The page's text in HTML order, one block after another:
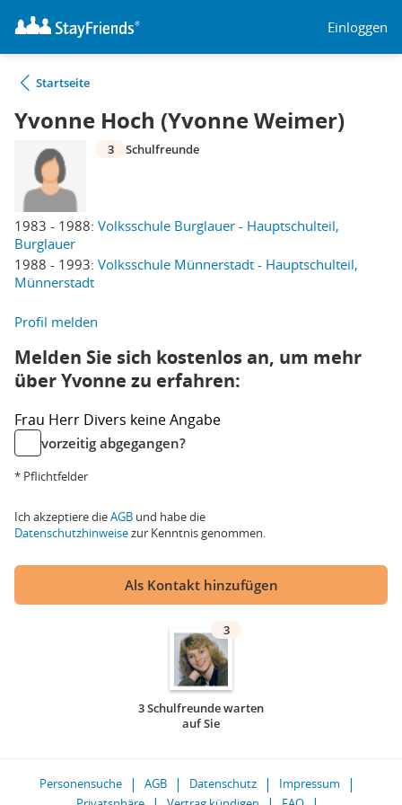
Einloggen
Startseite
Yvonne Hoch (Yvonne Weimer)
1983 - 1988: Volksschule Burglauer - Hauptschulteil,
Burglauer
1988 - 1993: Volksschule Münnerstadt - Hauptschulteil,
Münnerstadt
3 Schulfreunde
Profil melden
Melden Sie sich kostenlos an, um mehr
über Yvonne zu erfahren:
Frau Herr Divers keine Angabe
vorzeitig abgegangen?
* Pflichtfelder
Ich akzeptiere dieAGB und habe die
Datenschutzhinweisezur Kenntnis genommen.
Als Kontakt hinzufügen
3
3 Schulfreunde warten
auf Sie
Personensuche AGB Datenschutz
Impressum